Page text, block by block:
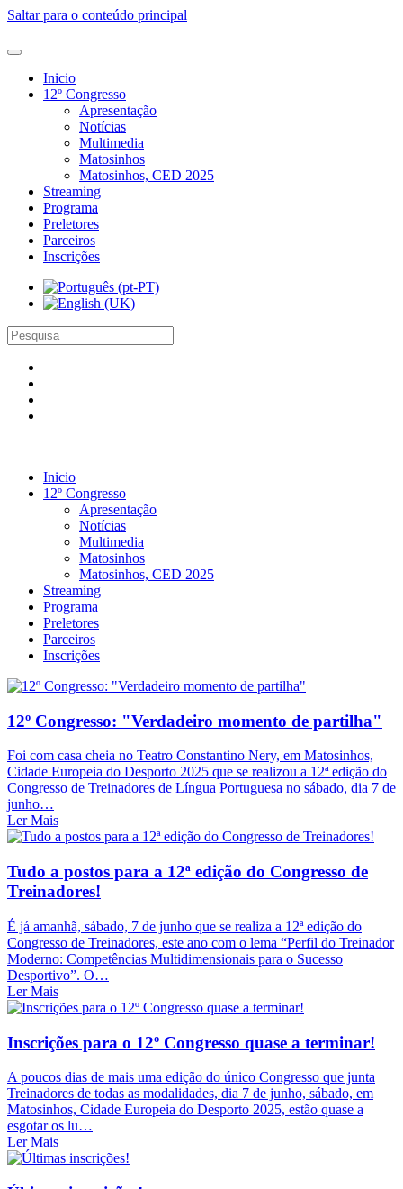
Saltar para o conteúdo principal
Inicio
12º Congresso
Apresentação
Notícias
Multimedia
Matosinhos
Matosinhos, CED 2025
Streaming
Programa
Preletores
Parceiros
Inscrições
Inicio
12º Congresso
Apresentação
Notícias
Multimedia
Matosinhos
Matosinhos, CED 2025
Streaming
Programa
Preletores
Parceiros
Inscrições
12º Congresso: "Verdadeiro momento de partilha"
Foi com casa cheia no Teatro Constantino Nery, em Matosinhos,
Cidade Europeia do Desporto 2025 que se realizou a 12ª edição do
Congresso de Treinadores de Língua Portuguesa no sábado, dia 7 de
junho…
Ler Mais
Tudo a postos para a 12ª edição do Congresso de
Treinadores!
É já amanhã, sábado, 7 de junho que se realiza a 12ª edição do
Congresso de Treinadores, este ano com o lema “Perfil do Treinador
Moderno: Competências Multidimensionais para o Sucesso
Desportivo”. O…
Ler Mais
Inscrições para o 12º Congresso quase a terminar!
A poucos dias de mais uma edição do único Congresso que junta
Treinadores de todas as modalidades, dia 7 de junho, sábado, em
Matosinhos, Cidade Europeia do Desporto 2025, estão quase a
esgotar os lu…
Ler Mais